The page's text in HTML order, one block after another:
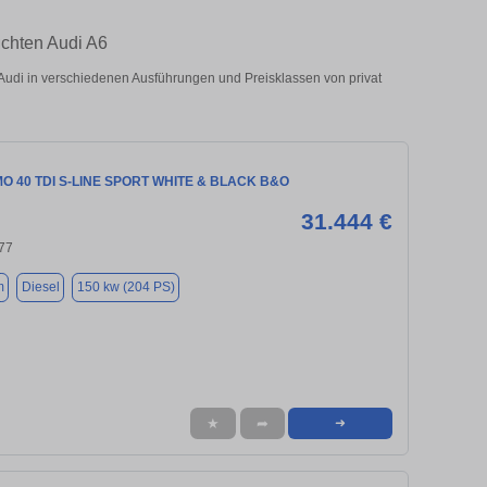
Audi A6
in verschiedenen Ausführungen und Preisklassen von privat
40 TDI S-LINE SPORT WHITE & BLACK B&O
31.444 €
Diesel 150 kw (204 PS)
★ ➦ ➜